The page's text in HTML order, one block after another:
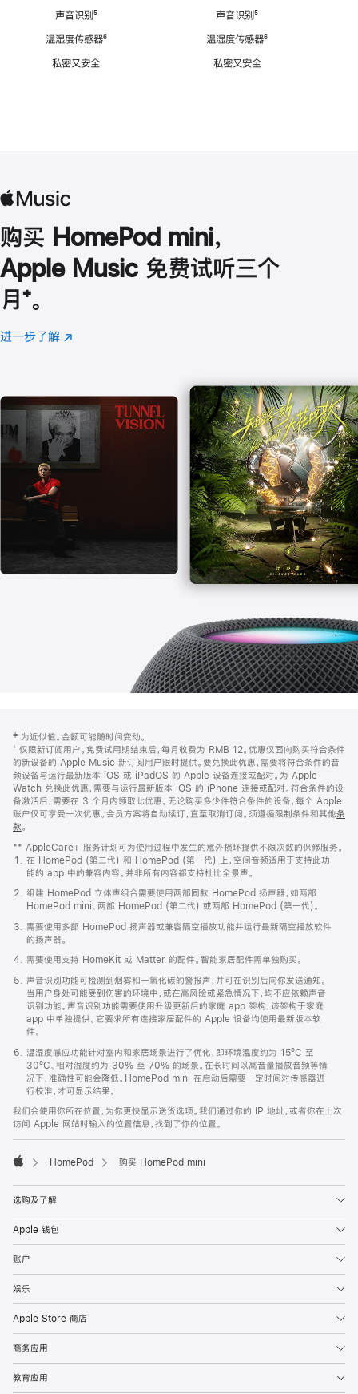
声音识别脚
⁵
温湿度传感器脚
⁶
私密又安全
声音识别脚
⁵
温湿度传感器脚
⁶
私密又安全
购买 HomePod mini，
Apple Music 免费试听三个
月 脚
注
⁺。
进一步了解 Apple
(在
口
中
打
开)
页
页
脚
注
‡ 为近似值。金额可能随时间变动。
⁺ 仅限新订阅用户。免费试用期结束后，每月收费为 RMB 12。优惠仅面向购买符合条件
的新设备的 Apple Music 新订阅用户限时提供。要兑换此优惠，需要将符合条件的音
频设备与运行最新版本 iOS 或 iPadOS 的 Apple 设备连接或配对。为 Apple
Watch 兑换此优惠，需要与运行最新版本 iOS 的 iPhone 连接或配对。符合条件的设
备激活后，需要在 3 个月内领取此优惠。无论购买多少件符合条件的设备，每个 Apple
账户仅可享受一次优惠。会员方案将自动续订，直至取消订阅。须遵循限制条件和其他条
款。
窗
口
中
打
开)
** AppleCare+ 服务计划可为使用过程中发生的意外损坏提供不限次数的保修服务。
在 HomePod (第二代) 和 HomePod (第一代) 上，空间音频适用于支持此功
能的 app 中的兼容内容。并非所有内容都支持杜比全景声。
组建 HomePod 立体声组合需要使用两部同款 HomePod 扬声器，如两部
HomePod mini、两部 HomePod (第二代) 或两部 HomePod (第一代)。
需要使用多部 HomePod 扬声器或兼容隔空播放功能并运行最新隔空播放软件
的扬声器。
需要使用支持 HomeKit 或 Matter 的配件。智能家居配件需单独购买。
声音识别功能可检测到烟雾和一氧化碳的警报声，并可在识别后向你发送通知。
当用户身处可能受到伤害的环境中，或在高风险或紧急情况下，均不应依赖声音
识别功能。声音识别功能需要使用升级更新后的家庭 app 架构，该架构于家庭
app 中单独提供。它要求所有连接家居配件的 Apple 设备均使用最新版本软
件。
温湿度感应功能针对室内和家居场景进行了优化，即环境温度约为 15ºC 至
30ºC、相对湿度约为 30% 至 70% 的场景。在长时间以高音量播放音频等情
况下，准确性可能会降低。HomePod mini 在启动后需要一定时间对传感器进
行校准，才可显示结果。
我们会使用你所在位置，为你更快显示送货选项。我们通过你的 IP 地址，或者你在上次
访问 Apple 网站时输入的位置信息，找到了你的位置。
HomePod 购买 HomePod mini
选购及了解
Apple 钱包
账户
娱乐
Apple Store 商店
商务应用
教育应用